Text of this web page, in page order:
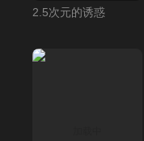
2.5次元的诱惑